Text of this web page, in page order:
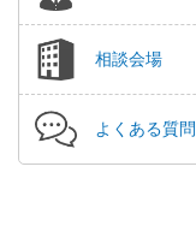
相談会場
よくある質問